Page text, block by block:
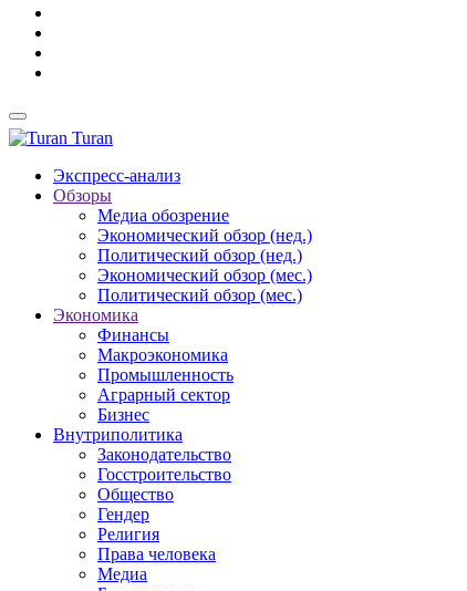
Turan
Экспресс-анализ
Обзоры
Медиа обозрение
Экономический обзор (нед.)
Политический обзор (нед.)
Экономический обзор (мес.)
Политический обзор (мес.)
Экономика
Финансы
Макроэкономика
Промышленность
Аграрный сектор
Бизнес
Внутриполитика
Законодательство
Госстроительство
Общество
Гендер
Религия
Права человека
Медиа